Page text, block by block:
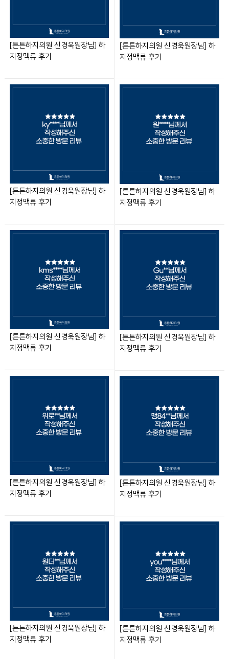
[튼튼하지의원 신경욱원장님] 하
지정맥류 후기
[튼튼하지의원 신경욱원장님] 하
지정맥류 후기
[튼튼하지의원 신경욱원장님] 하
지정맥류 후기
[튼튼하지의원 신경욱원장님] 하
지정맥류 후기
[튼튼하지의원 신경욱원장님] 하
지정맥류 후기
[튼튼하지의원 신경욱원장님] 하
지정맥류 후기
[튼튼하지의원 신경욱원장님] 하
지정맥류 후기
[튼튼하지의원 신경욱원장님] 하
지정맥류 후기
[튼튼하지의원 신경욱원장님] 하
지정맥류 후기
[튼튼하지의원 신경욱원장님] 하
지정맥류 후기